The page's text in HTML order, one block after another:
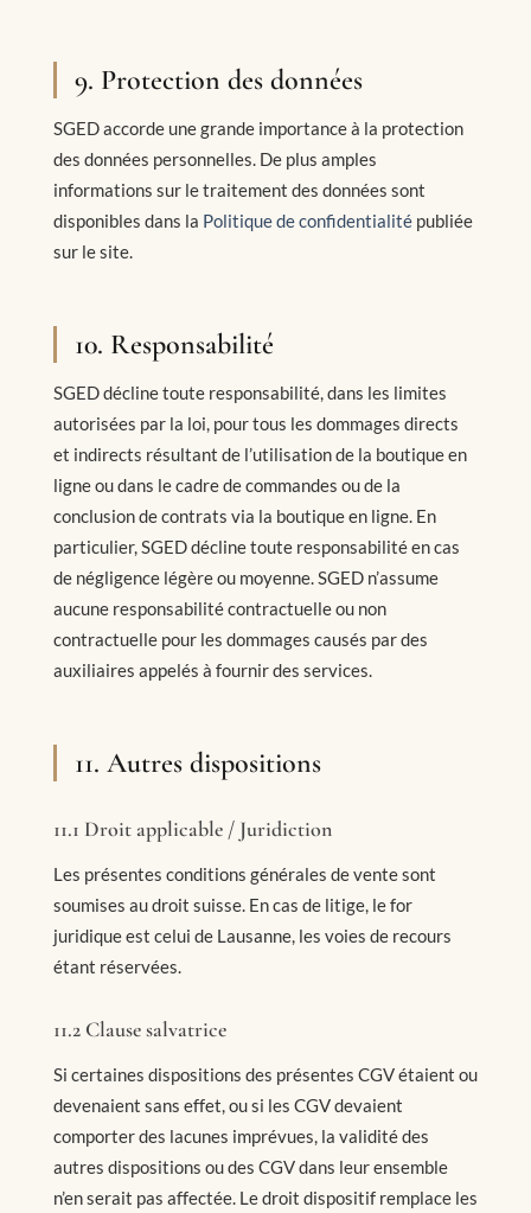
9. Protection des données
SGED accorde une grande importance à la protection
des données personnelles. De plus amples
informations sur le traitement des données sont
disponibles dans la Politique de confidentialité publiée
sur le site.
10. Responsabilité
SGED décline toute responsabilité, dans les limites
autorisées par la loi, pour tous les dommages directs
et indirects résultant de l’utilisation de la boutique en
ligne ou dans le cadre de commandes ou de la
conclusion de contrats via la boutique en ligne. En
particulier, SGED décline toute responsabilité en cas
de négligence légère ou moyenne. SGED n’assume
aucune responsabilité contractuelle ou non
contractuelle pour les dommages causés par des
auxiliaires appelés à fournir des services.
11. Autres dispositions
11.1 Droit applicable / Juridiction
Les présentes conditions générales de vente sont
soumises au droit suisse. En cas de litige, le for
juridique est celui de Lausanne, les voies de recours
étant réservées.
11.2 Clause salvatrice
Si certaines dispositions des présentes CGV étaient ou
devenaient sans effet, ou si les CGV devaient
comporter des lacunes imprévues, la validité des
autres dispositions ou des CGV dans leur ensemble
n’en serait pas affectée. Le droit dispositif remplace les